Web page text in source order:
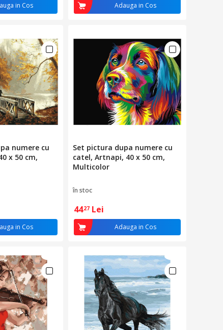
in Cos Adauga in Cos
numere cu
x 50 cm,
in Cos
Set pictura dupa numere cu
catel, Artnapi, 40 x 50 cm,
Multicolor
în stoc
4427 Lei
Adauga in Cos